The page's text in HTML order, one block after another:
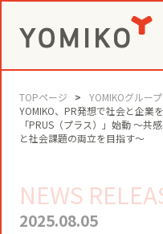
PHILOSOPHY
VALUE
TOPページ
YOMIKOグルー
YOMIKO、PR発想で社会と企業
「PRUS（プラス）」始動 ～共
と社会課題の両立を目指す～
NEWS
2025.08.05